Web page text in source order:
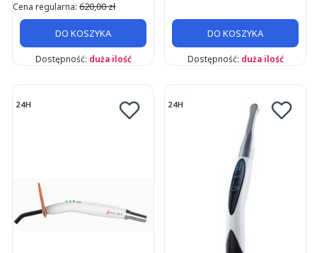
Cena regularna: 620,00 zł
DO KOSZYKA
Dostępność: duża ilość
DO KOSZYKA
Dostępność: duża ilość
24H 24H